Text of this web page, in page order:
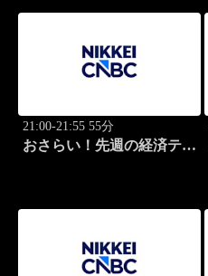
21:00-21:55 55分
おさらい！先週の経済テー